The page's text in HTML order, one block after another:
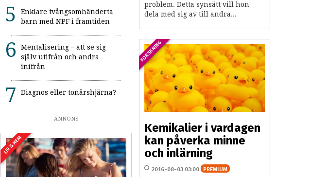
Enklare tvångsomhänderta
barn med NPF i framtiden
Mentalisering – att se sig
själv utifrån och andra
inifrån
Diagnos eller tonårshjärna?
problem. Detta synsätt vill hon
dela med sig av till andra...
FORSKNING
Kemikalier i vardagen
kan påverka minne
och inlärning
2016-08-03 03:00 PREMIUM
ANNONS
LIV & HEM